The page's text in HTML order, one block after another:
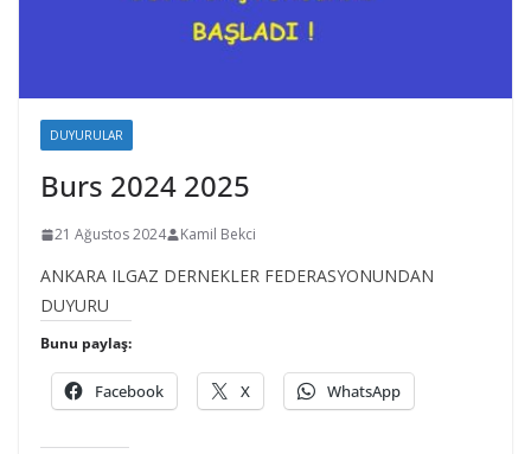
DUYURULAR
Burs 2024 2025
21 Ağustos 2024 Kamil Bekci
ANKARA ILGAZ DERNEKLER FEDERASYONUNDAN
DUYURU
Bunu paylaş:
Facebook X WhatsApp